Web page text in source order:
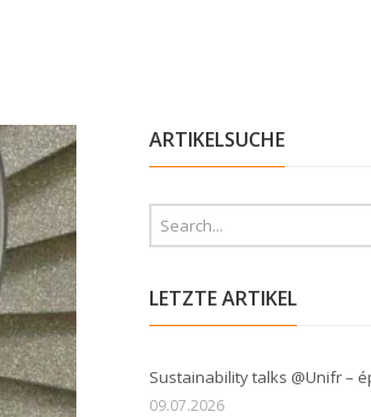
ARTIKELSUCHE
LETZTE ARTIKEL
Sustainability talks @Unifr –
09.07.2026